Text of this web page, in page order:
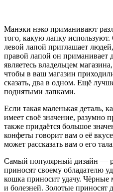
Манэки нэко приманивают
того, какую лапку
левой лапой приглашает
правой лапой он приманивает
являетесь владельцем
чтобы в ваш магазин
сказать, два в одном. Ещё
поднятыми лапками.
Если такая маленькая деталь,
имеет своё значение, разумно
также придаётся большое
конфеты говорит вам о её
может рассказать вам о его
Самый популярный дизайн —
приносят своему обладателю
кошка приносит удачу.
и болезней. Золотые